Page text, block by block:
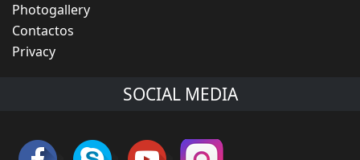
Photogallery
Contactos
Privacy
SOCIAL MEDIA